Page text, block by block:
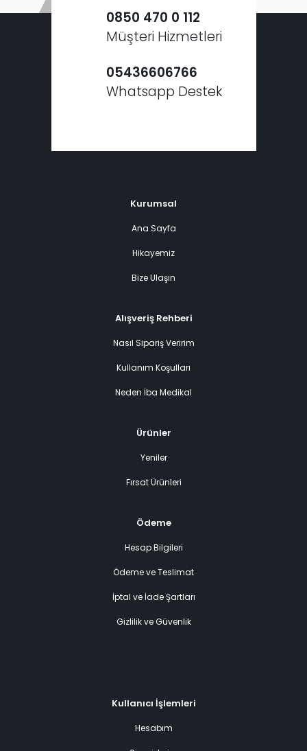
0850 470 0 112
Müşteri Hizmetleri
05436606766
Whatsapp Destek
Kurumsal
Ana Sayfa
Hikayemiz
Bize Ulaşın
Alışveriş Rehberi
Nasıl Sipariş Veririm
Kullanım Koşulları
Neden İba Medikal
Ürünler
Yeniler
Fırsat Ürünleri
Ödeme
Hesap Bilgileri
Ödeme ve Teslimat
İptal ve İade Şartları
Gizlilik ve Güvenlik
Kullanıcı İşlemleri
Hesabım